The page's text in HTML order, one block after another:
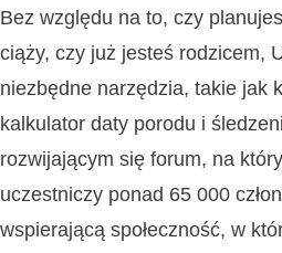
Bez względu na to, czy
ciąży, czy już jesteś rodzicem,
niezbędne narzędzia, takie jak
kalkulator daty porodu i
rozwijającym się forum, na
uczestniczy ponad 65 000
wspierającą społeczność, w